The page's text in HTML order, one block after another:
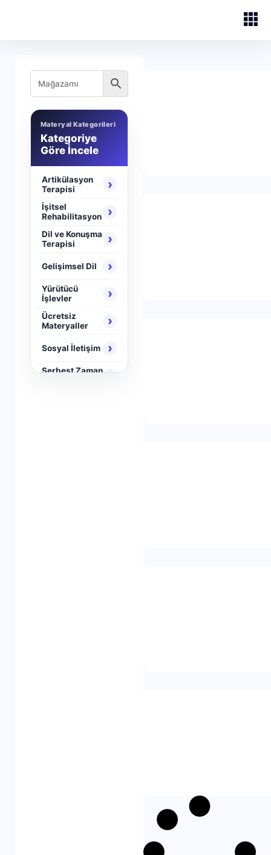
Materyal Kategorileri
Kategoriye
Göre İncele
Artikülasyon
Terapisi
›
İşitsel
Rehabilitasyon
›
Dil ve Konuşma
Terapisi
›
Gelişimsel Dil ›
Yürütücü
İşlevler
›
Ücretsiz
Materyaller
›
Sosyal İletişim ›
Serbest Zaman